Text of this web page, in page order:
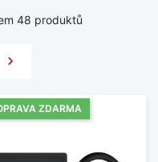
48 produktů
Další

ZDARMA